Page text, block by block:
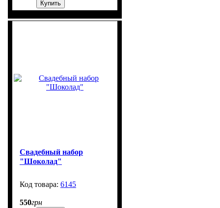
Купить
Свадебный набор
"Шоколад"
6145
550грн